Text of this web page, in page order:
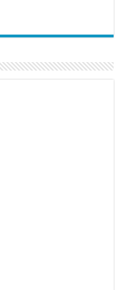
Kaos Pria untuk